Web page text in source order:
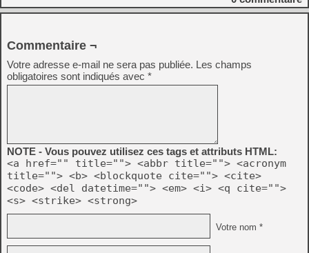
Commentaire ¬
Votre adresse e-mail ne sera pas publiée. Les champs
obligatoires sont indiqués avec *
NOTE - Vous pouvez utilisez ces tags et attributs HTML:
<a href="" title=""> <abbr title=""> <acronym
title=""> <b> <blockquote cite=""> <cite>
<code> <del datetime=""> <em> <i> <q cite="">
<s> <strike> <strong>
Votre nom *